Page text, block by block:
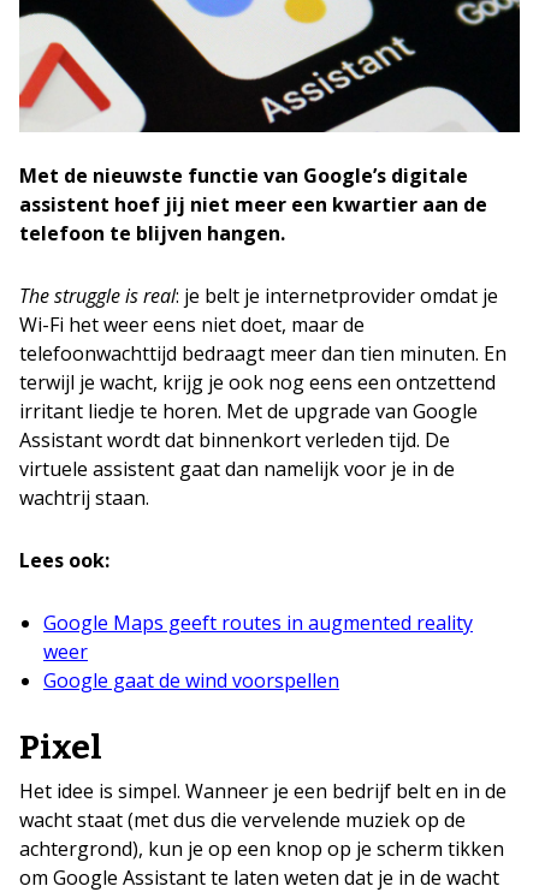
Met de nieuwste functie van Google’s digitale
assistent hoef jij niet meer een kwartier aan de
telefoon te blijven hangen.
The struggle is real: je belt je internetprovider omdat je
Wi-Fi het weer eens niet doet, maar de
telefoonwachttijd bedraagt meer dan tien minuten. En
terwijl je wacht, krijg je ook nog eens een ontzettend
irritant liedje te horen. Met de upgrade van Google
Assistant wordt dat binnenkort verleden tijd. De
virtuele assistent gaat dan namelijk voor je in de
wachtrij staan.
Lees ook:
Google Maps geeft routes in augmented reality
weer
Google gaat de wind voorspellen
Pixel
Het idee is simpel. Wanneer je een bedrijf belt en in de
wacht staat (met dus die vervelende muziek op de
achtergrond), kun je op een knop op je scherm tikken
om Google Assistant te laten weten dat je in de wacht